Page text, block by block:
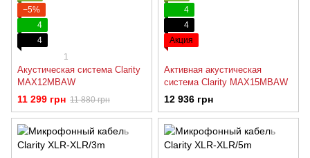
−5%
4
4
1
Акустическая система Clarity
MAX12MBAW
11 299 грн 11 880 грн
4
4
Акция
Активная акустическая
система Clarity MAX15MBAW
12 936 грн